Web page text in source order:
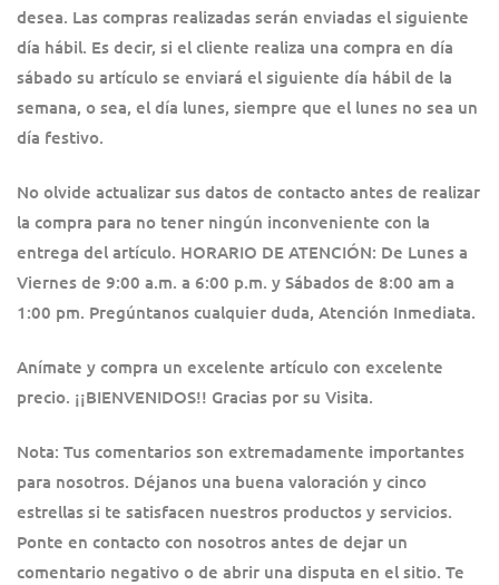
desea. Las compras realizadas serán enviadas el siguiente
día hábil. Es decir, si el cliente realiza una compra en día
sábado su artículo se enviará el siguiente día hábil de la
semana, o sea, el día lunes, siempre que el lunes no sea un
día festivo.
No olvide actualizar sus datos de contacto antes de realizar
la compra para no tener ningún inconveniente con la
entrega del artículo. HORARIO DE ATENCIÓN: De Lunes a
Viernes de 9:00 a.m. a 6:00 p.m. y Sábados de 8:00 am a
1:00 pm. Pregúntanos cualquier duda, Atención Inmediata.
Anímate y compra un excelente artículo con excelente
precio. ¡¡BIENVENIDOS!! Gracias por su Visita.
Nota: Tus comentarios son extremadamente importantes
para nosotros. Déjanos una buena valoración y cinco
estrellas si te satisfacen nuestros productos y servicios.
Ponte en contacto con nosotros antes de dejar un
comentario negativo o de abrir una disputa en el sitio. Te